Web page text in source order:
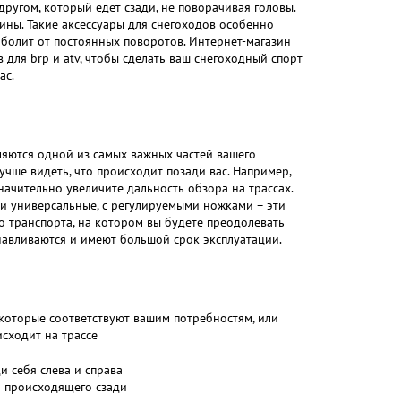
который едет сзади, не поворачивая головы.
Такие аксессуары для снегоходов особенно
от постоянных поворотов. Интернет-магазин
brp и atv, чтобы сделать ваш снегоходный спорт
одной из самых важных частей вашего
видеть, что происходит позади вас. Например,
увеличите дальность обзора на трассах.
с регулируемыми ножками – эти
на котором вы будете преодолевать
и имеют большой срок эксплуатации.
соответствуют вашим потребностям, или
на трассе
себя слева и справа
сзади